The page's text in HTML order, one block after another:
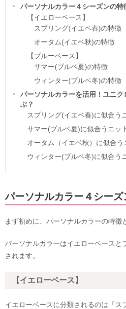
パーソナルカラー４シーズンの特
【イエローベース】
スプリング(イエベ春)の特徴
オータム(イエベ秋)の特徴
【ブルーベース】
サマー(ブルベ夏)の特徴
ウィンター(ブルベ冬)の特徴
パーソナルカラーを活用！ユニ
ぶ？
スプリング(イエベ春)に似合う
サマー(ブルベ夏)に似合うニッ
オータム（イエベ秋）に似合う
ウィンター(ブルベ冬)に似合う
パーソナルカラー４シー
まず初めに、パーソナルカラーの特徴
パーソナルカラーはイエローベースと
されます。
【イエローベース】
イエローベースに分類されるのは「ス